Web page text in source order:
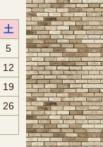
土
5
12
19
26